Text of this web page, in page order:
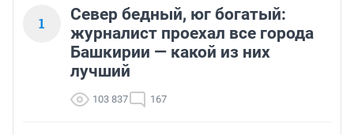
1
Север бедный, юг богатый:
журналист проехал все города
Башкирии — какой из них
лучший
103 837 167